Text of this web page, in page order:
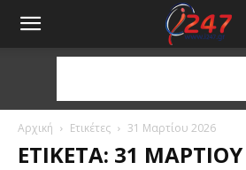
Αρχική Ετικέτες 31 Μαρτίου 2026
ΕΤΙΚΈΤΑ: 31